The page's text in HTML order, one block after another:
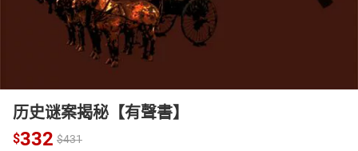
历史谜案揭秘【有聲書】
$332 $431